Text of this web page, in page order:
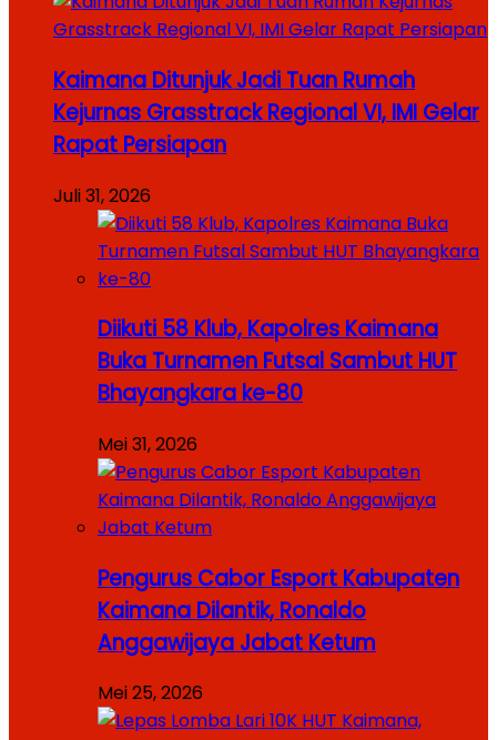
Kaimana Ditunjuk Jadi Tuan Rumah
Kejurnas Grasstrack Regional VI, IMI Gelar
Rapat Persiapan
Juli 31, 2026
Diikuti 58 Klub, Kapolres Kaimana
Buka Turnamen Futsal Sambut HUT
Bhayangkara ke-80
Mei 31, 2026
Pengurus Cabor Esport Kabupaten
Kaimana Dilantik, Ronaldo
Anggawijaya Jabat Ketum
Mei 25, 2026